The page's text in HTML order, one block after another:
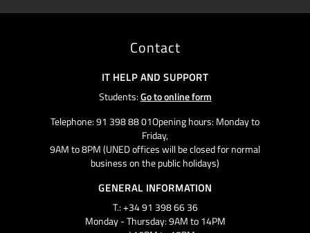
Contact
IT HELP AND SUPPORT
Students:Go to online form
Telephone: 91 398 88 01Opening hours: Monday to
Friday,
9AM to 8PM (UNED offices will be closed for normal
business on the public holidays)
GENERAL INFORMATION
T.: +34 91 398 66 36
Monday - Thursday: 9AM to 14PM